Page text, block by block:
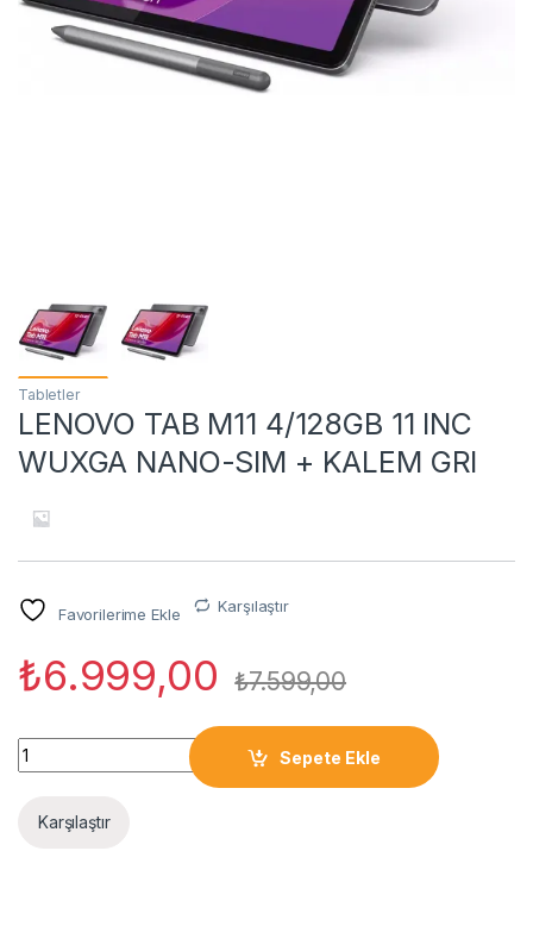
Tabletler
LENOVO TAB M11 4/128GB 11 INC
WUXGA NANO-SIM + KALEM GRI
Favorilerime Ekle Karşılaştır
₺6.999,00 ₺7.599,00
LENOVO TAB M11 4/128GB 11 INC WUXGA NANO-SIM +
Sepete Ekle
Karşılaştır